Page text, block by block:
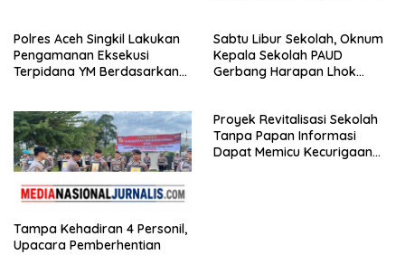
Watansoppeng
Polres Aceh Singkil Lakukan
Pengamanan Eksekusi
Terpidana YM Berdasarkan
Sabtu Libur Sekolah, Oknum
Kepala Sekolah PAUD
Gerbang Harapan Lhok
Terhadap Wartawan Diminta
APH Lidik Anggaran
Tampa Kehadiran 4 Personil,
Upacara Pemberhentian
Proyek Revitalisasi Sekolah
Tanpa Papan Informasi
Dapat Memicu Kecurigaan